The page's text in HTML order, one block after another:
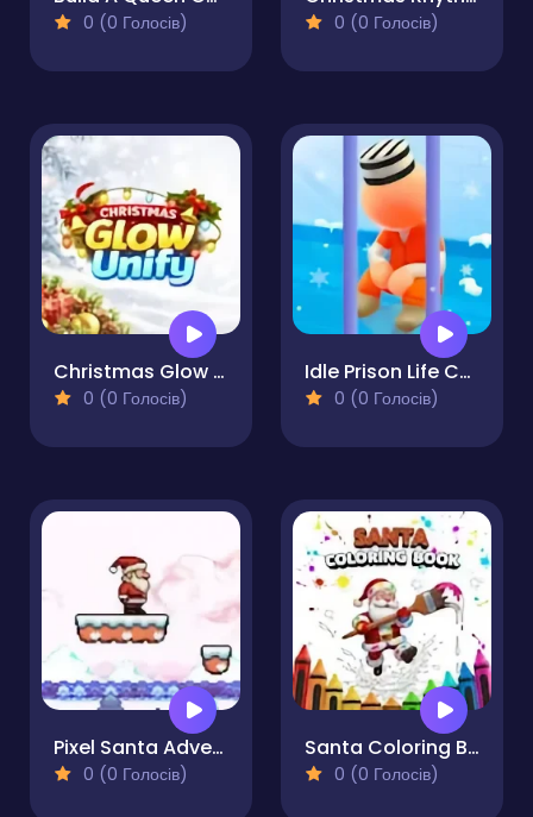
0 (0 Голосів) 0 (0 Голосів)
Christmas Glow Unify
0 (0 Голосів)
Idle Prison Life Christmas Dash
0 (0 Голосів)
Pixel Santa Adventure
0 (0 Голосів)
Santa Coloring Book
0 (0 Голосів)